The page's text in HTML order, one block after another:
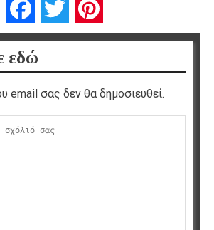
FacebookTwitter
εδώ
email σας δεν θα δημοσιευθεί.